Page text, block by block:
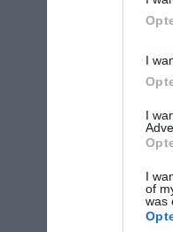
I
I
I
of
was